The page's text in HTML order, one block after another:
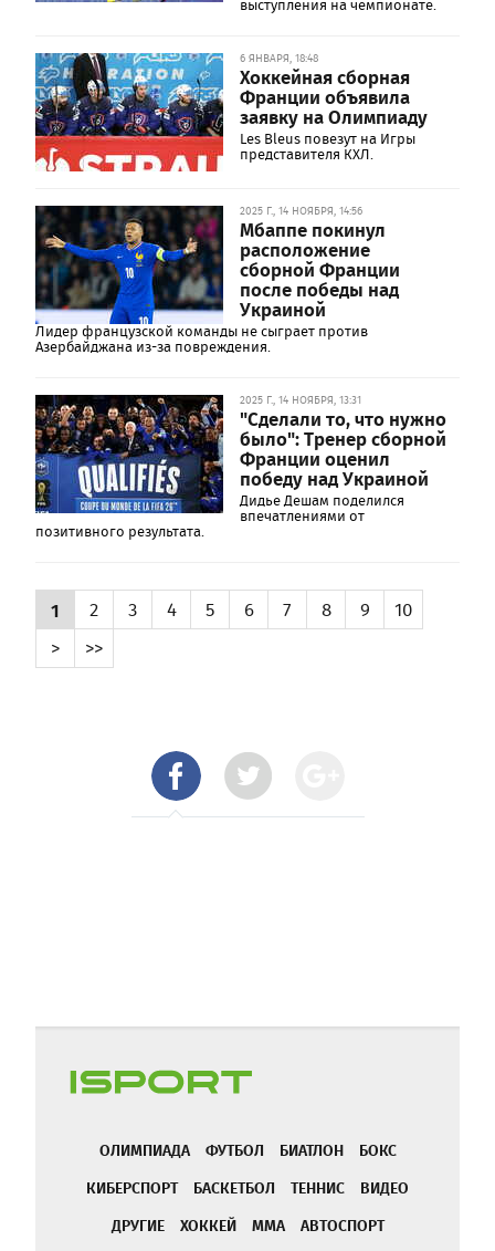
выступления на чемпионате.
6 ЯНВАРЯ, 18:48
Хоккейная сборная
Франции объявила
заявку на Олимпиаду
Les Bleus повезут на Игры
представителя КХЛ.
2025 Г., 14 НОЯБРЯ, 14:56
Мбаппе покинул
расположение
сборной Франции
после победы над
Украиной
Лидер французской команды не сыграет против
Азербайджана из-за повреждения.
2025 Г., 14 НОЯБРЯ, 13:31
"Сделали то, что нужно
было": Тренер сборной
Франции оценил
победу над Украиной
Дидье Дешам поделился
впечатлениями от
позитивного результата.
1 2 3 4 5 6 7 8 9
10
>
>>
ОЛИМПИАДА ФУТБОЛ БИАТЛОН
БОКС
КИБЕРСПОРТ
БАСКЕТБОЛ ТЕННИС
ВИДЕО
ДРУГИЕ
ХОККЕЙ ММА АВТОСПОРТ